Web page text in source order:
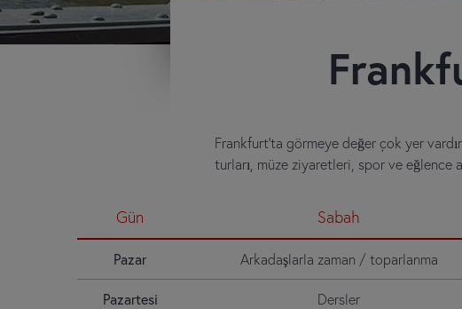
Frankfurt’ta görmeye değer çok yer
turları, müze ziyaretleri, spor ve
Gün Sabah
Pazar Arkadaşlarla zaman / toparlanma
Pazartesi Dersler